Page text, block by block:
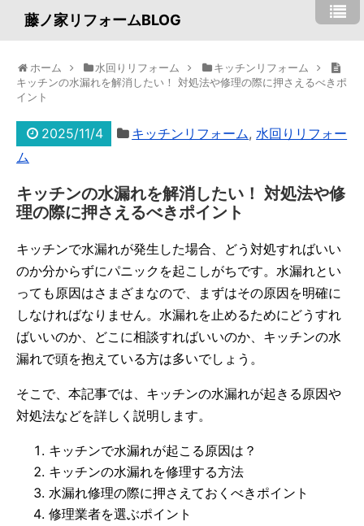
藤ノ家リフォームBLOG
ホーム 水回りリフォーム
キッチンリフォーム
キッチンの水漏れを解消したい！ 対処法や修理の際に押さえるべきポ
イント
2025/11/4 キッチンリフォーム,水回りリフォー
ム
キッチンの水漏れを解消したい！ 対処法や修
理の際に押さえるべきポイント
キッチンで水漏れが発生した場合、どう対処すればいい
のか分からずにパニックを起こしがちです。水漏れとい
っても原因はさまざまなので、まずはその原因を明確に
しなければなりません。水漏れを止めるためにどうすれ
ばいいのか、どこに相談すればいいのか、キッチンの水
漏れで頭を抱えている方は多いでしょう。
そこで、本記事では、キッチンの水漏れが起きる原因や
対処法などを詳しく説明します。
キッチンで水漏れが起こる原因は？
キッチンの水漏れを修理する方法
水漏れ修理の際に押さえておくべきポイント
修理業者を選ぶポイント